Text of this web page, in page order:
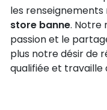
les
store banne. Notre
passion et le
plus notre désir de
qualifiée et